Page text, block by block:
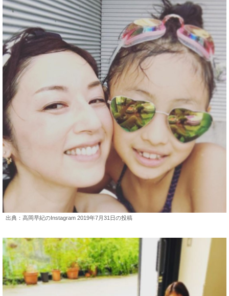
出典：高岡早紀のInstagram 2019年7月31日の投稿